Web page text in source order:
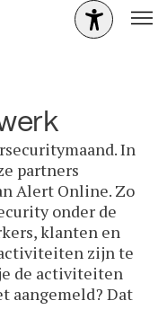
In
partners
Alert Online. Zo
onder de
klanten en
zijn te
de activiteiten
aangemeld? Dat